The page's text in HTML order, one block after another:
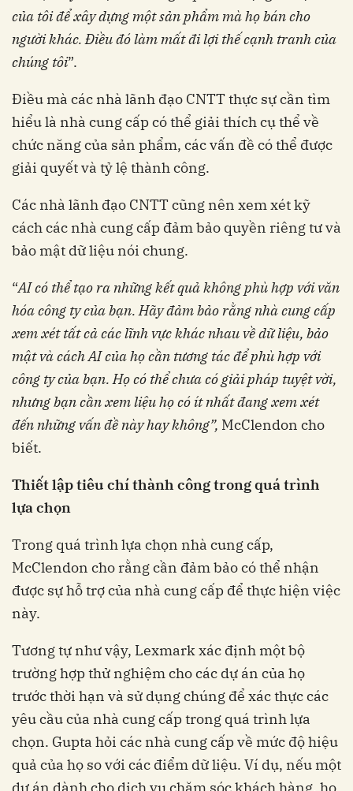
của tôi để xây dựng một sản phẩm mà họ bán cho
người khác. Điều đó làm mất đi lợi thế cạnh tranh của
chúng tôi”.
Điều mà các nhà lãnh đạo CNTT thực sự cần tìm
hiểu là nhà cung cấp có thể giải thích cụ thể về
chức năng của sản phẩm, các vấn đề có thể được
giải quyết và tỷ lệ thành công.
Các nhà lãnh đạo CNTT cũng nên xem xét kỹ
cách các nhà cung cấp đảm bảo quyền riêng tư và
bảo mật dữ liệu nói chung.
“AI có thể tạo ra những kết quả không phù hợp với văn
hóa công ty của bạn. Hãy đảm bảo rằng nhà cung cấp
xem xét tất cả các lĩnh vực khác nhau về dữ liệu, bảo
mật và cách AI của họ cần tương tác để phù hợp với
công ty của bạn. Họ có thể chưa có giải pháp tuyệt vời,
nhưng bạn cần xem liệu họ có ít nhất đang xem xét
đến những vấn đề này hay không”, McClendon cho
biết.
Thiết lập tiêu chí thành công trong quá trình
lựa chọn
Trong quá trình lựa chọn nhà cung cấp,
McClendon cho rằng cần đảm bảo có thể nhận
được sự hỗ trợ của nhà cung cấp để thực hiện việc
này.
Tương tự như vậy, Lexmark xác định một bộ
trường hợp thử nghiệm cho các dự án của họ
trước thời hạn và sử dụng chúng để xác thực các
yêu cầu của nhà cung cấp trong quá trình lựa
chọn. Gupta hỏi các nhà cung cấp về mức độ hiệu
quả của họ so với các điểm dữ liệu. Ví dụ, nếu một